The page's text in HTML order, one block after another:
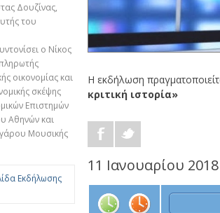
Δουζίνας,
του
ο Νίκος
οικονομίας και
σκέψης
Επιστημών
Αθηνών και
Μουσικής
Εκδήλωσης
Η εκδήλωση
κριτική ιστορία»
11 Ιανουαρίου 2018